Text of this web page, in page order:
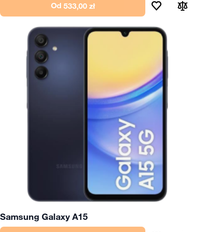
Od 533,00 zł
Samsung Galaxy A15